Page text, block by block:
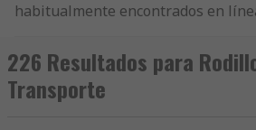
habitualmente encontrados en
permiten a los usuarios mover
pequeños con facilidad. El uso de
al usuario trabajar con un riesgo
226 Resultados para
Transporte